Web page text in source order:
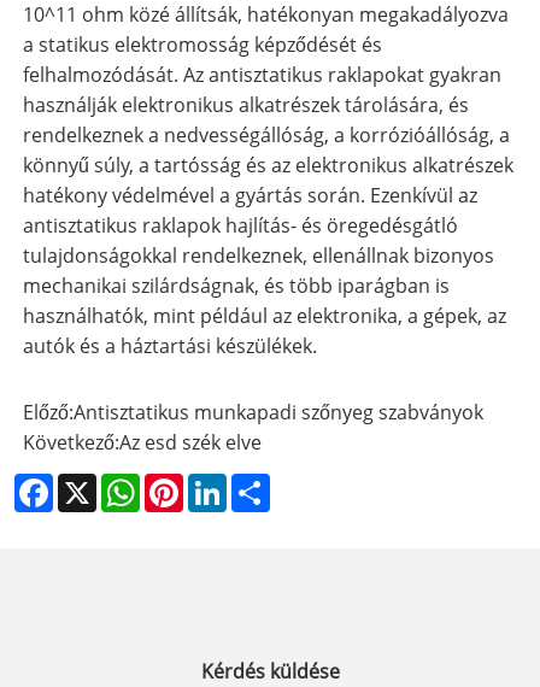
10^11 ohm közé állítsák, hatékonyan megakadályozva
a statikus elektromosság képződését és
felhalmozódását. Az antisztatikus raklapokat gyakran
használják elektronikus alkatrészek tárolására, és
rendelkeznek a nedvességállóság, a korrózióállóság, a
könnyű súly, a tartósság és az elektronikus alkatrészek
hatékony védelmével a gyártás során. Ezenkívül az
antisztatikus raklapok hajlítás- és öregedésgátló
tulajdonságokkal rendelkeznek, ellenállnak bizonyos
mechanikai szilárdságnak, és több iparágban is
használhatók, mint például az elektronika, a gépek, az
autók és a háztartási készülékek.
Előző:Antisztatikus munkapadi szőnyeg szabványok
Következő:Az esd szék elve
Facebook
X WhatsApp
PinterestLinkedIn
Kérdés küldése